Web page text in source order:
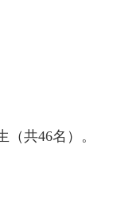
共46名）。